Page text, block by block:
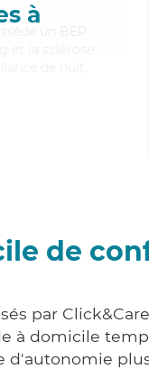
à
un BEP
et la sclérose
de
par
à domicile